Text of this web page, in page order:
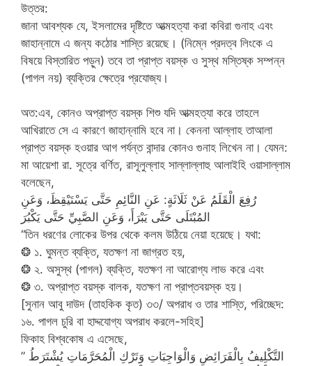
উত্তর:
জানা আবশ্যক যে, ইসলামের দৃষ্টিতে আত্মহত্যা করা কবিরা গুনাহ এবং
জাহান্নামে এ জন্য কঠোর শাস্তি রয়েছে। (নিম্নে প্রদত্ব লিংকে এ
বিষয়ে বিস্তারিত পড়ুন) তবে তা প্রাপ্ত বয়স্ক ও সুস্থ মস্তিষ্ক সম্পন্ন
(পাগল নয়) ব্যক্তির ক্ষেত্রে প্রযোজ্য।
অত:এব, কোনও অপ্রাপ্ত বয়স্ক শিশু যদি আত্মহত্যা করে তাহলে
আখিরাতে সে এ কারণে জাহান্নামি হবে না। কেননা আল্লাহ তাআলা
প্রাপ্ত বয়স্ক হওয়ার আগ পর্যন্ত বান্দার কোনও গুনাহ লিখেন না। যেমন:
মা আয়েশা রা. সূত্রে বর্ণিত, রাসূলুল্লাহ সাল্লাল্লাহু আলাইহি ওয়াসাল্লাম
বলেছেন,
رُفِعَ الْقَلَمُ عَنْ ثَلَاثَةٍ: عَنِ النَّائِمِ حَتَّى يَسْتَيْقِظَ، وَعَنِ
المُبْتَلَى حَتَّى يَبْرَأَ، وَعَنِ الصَّبِيِّ حَتَّى يَكْبُرَ
“তিন ধরণের লোকের উপর থেকে কলম উঠিয়ে নেয়া হয়েছে। যথা:
❂ ১. ঘুমন্ত ব্যক্তি, যতক্ষণ না জাগ্রত হয়,
❂ ২. অসুস্থ (পাগল) ব্যক্তি, যতক্ষণ না আরোগ্য লাভ করে এবং
❂ ৩. অপ্রাপ্ত বয়স্ক বালক, যতক্ষণ না প্রাপ্তবয়স্ক হয়।
[সুনান আবু দাউদ (তাহকিক কৃত) ৩৩/ অপরাধ ও তার শাস্তি, পরিচ্ছেদ:
১৬. পাগল চুরি বা হাদ্দযোগ্য অপরাধ করলে-সহিহ]
ফিকাহ বিশ্বকোষ এ এসেছে,
” التَّكْلِيفُ بِالْفَرَائِضِ وَالْوَاجِبَاتِ وَتَرْكِ الْمُحَرَّمَاتِ يُشْتَرَطُ